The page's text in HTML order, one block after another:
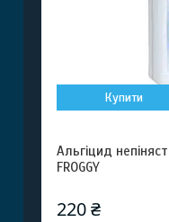
Купити
Альгіцид
FROGGY
220 ₴